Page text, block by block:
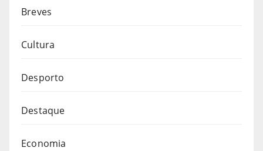
Breves
Cultura
Desporto
Destaque
Economia